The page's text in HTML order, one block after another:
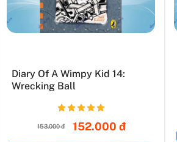
Diary Of A Wimpy Kid 14:
Wrecking Ball
153.000 đ 152.000 đ